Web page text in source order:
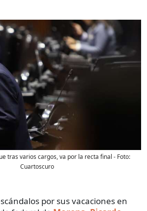
tras varios cargos, va por la recta final - Foto:
Cuartoscuro
por sus vacaciones en